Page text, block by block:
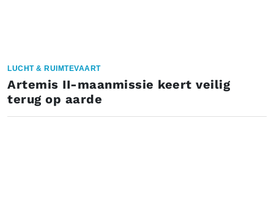
LUCHT & RUIMTEVAART
Artemis II-maanmissie keert veilig
terug op aarde